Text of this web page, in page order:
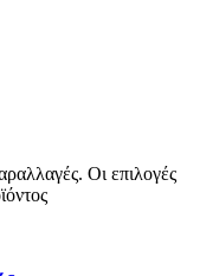
Οι επιλογές